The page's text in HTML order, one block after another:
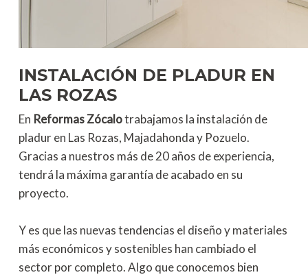
INSTALACIÓN DE PLADUR EN
LAS ROZAS
En Reformas Zócalotrabajamos la instalación de
pladur en Las Rozas, Majadahonda y Pozuelo.
Gracias a nuestros más de 20 años de experiencia,
tendrá la máxima garantía de acabado en su
proyecto.
Y es que las nuevas tendencias el diseño y materiales
más económicos y sostenibles han cambiado el
sector por completo. Algo que conocemos bien